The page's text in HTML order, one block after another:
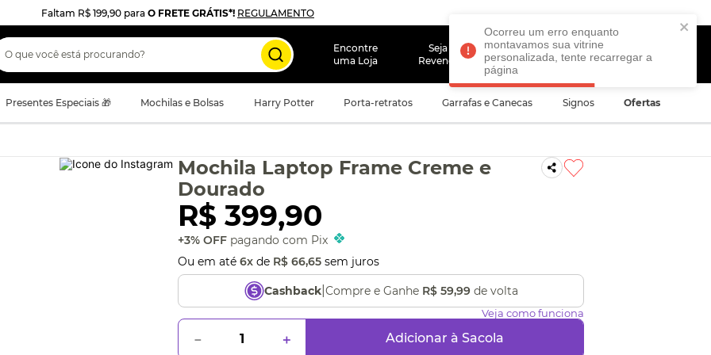
Ocorreu um erro enquanto
montavamos sua vitrine
personalizada, tente recarregar a
página
Faltam R$ 199,90 para O FRETE GRÁTIS*! REGULAMENTO
que você está procurando?
Encontre
uma Loja
Seja um
Revendedor
convidado
Presentes Especiais 🎁 Mochilas e Bolsas Harry Potter Porta-retratos Garrafas e Canecas Signos Ofertas
Mochila Laptop Frame Creme e
Dourado
R$ 399,90
+3% OFF pagando com Pix
Ou em até 6x de R$ 66,65 sem juros
Cashback| Compre e Ganhe R$ 59,99de volta
Veja como funciona
＋
－ Adicionar à Sacola